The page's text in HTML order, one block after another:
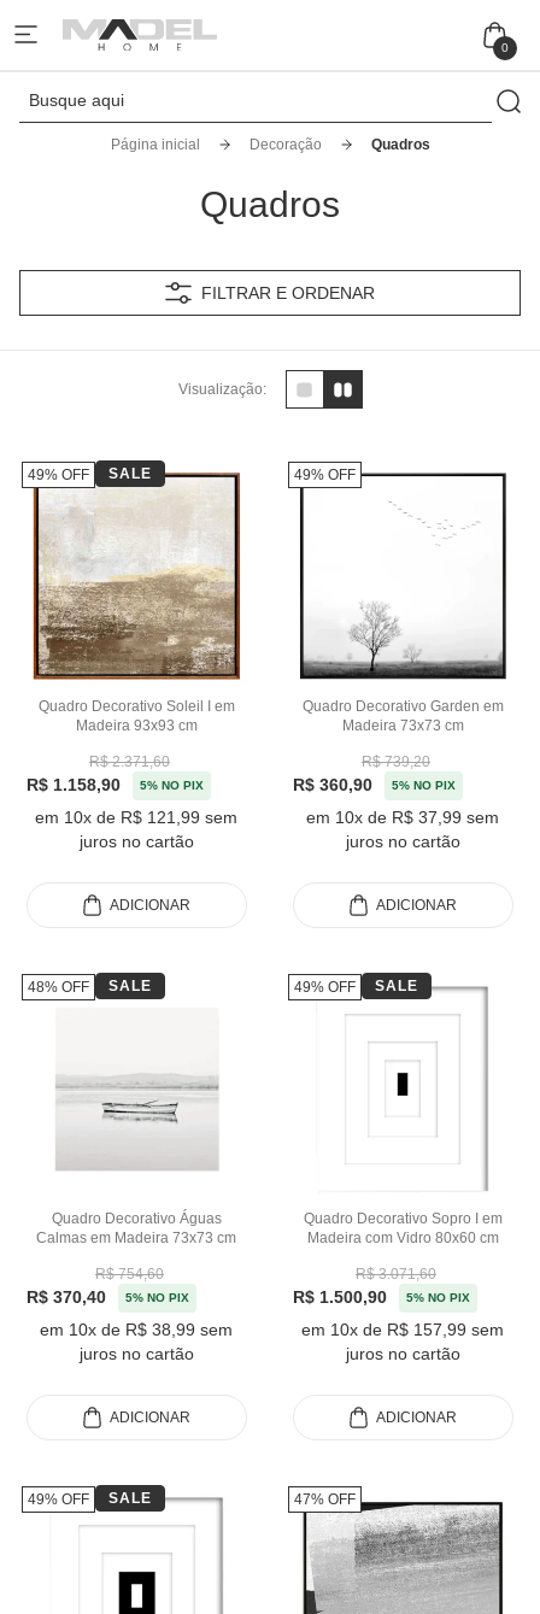
0
Página inicial Decoração Quadros
Quadros
FILTRAR E ORDENAR
Visualização:
Quadro Decorativo Soleil I em
Madeira 93x93 cm
R$ 2.371,60
R$ 1.158,90 5% NO PIX
em 10x de R$ 121,99 sem
juros no cartão
49% OFF SALE
ADICIONAR
Quadro Decorativo Garden em
Madeira 73x73 cm
R$ 739,20
R$ 360,90 5% NO PIX
em 10x de R$ 37,99 sem
juros no cartão
49% OFF
ADICIONAR
Quadro Decorativo Águas
Calmas em Madeira 73x73 cm
R$ 754,60
R$ 370,40 5% NO PIX
em 10x de R$ 38,99 sem
juros no cartão
48% OFF SALE
ADICIONAR
Quadro Decorativo Sopro I em
Madeira com Vidro 80x60 cm
R$ 3.071,60
R$ 1.500,90 5% NO PIX
em 10x de R$ 157,99 sem
juros no cartão
49% OFF SALE
ADICIONAR
49% OFF SALE 47% OFF